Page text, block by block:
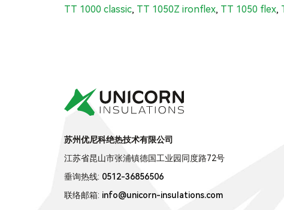
TT 1000 classic, TT 1050Z ironflex, TT 1050 flex,
苏州优尼科绝热技术有限公司
江苏省昆山市张浦镇德国工业园同度路72号
垂询热线: 0512-36856506
联络邮箱: info@unicorn-insulations.com